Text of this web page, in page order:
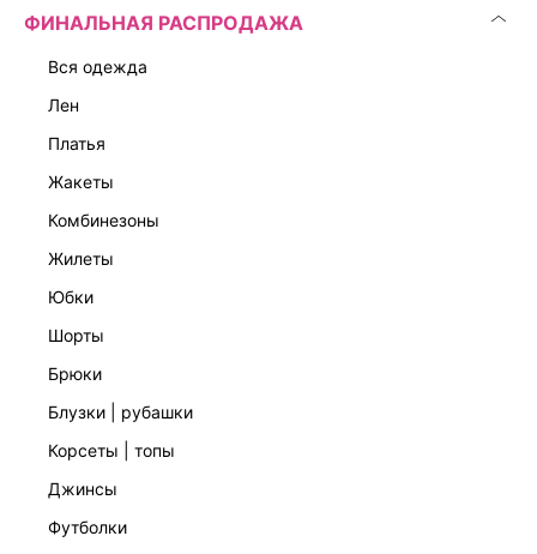
ФИНАЛЬНАЯ РАСПРОДАЖА
вся одежда
лен
платья
жакеты
комбинезоны
жилеты
юбки
шорты
брюки
блузки | рубашки
корсеты | топы
джинсы
футболки
БЛУЗКА ИЗ ЖАККАРДА
5 999 ₽